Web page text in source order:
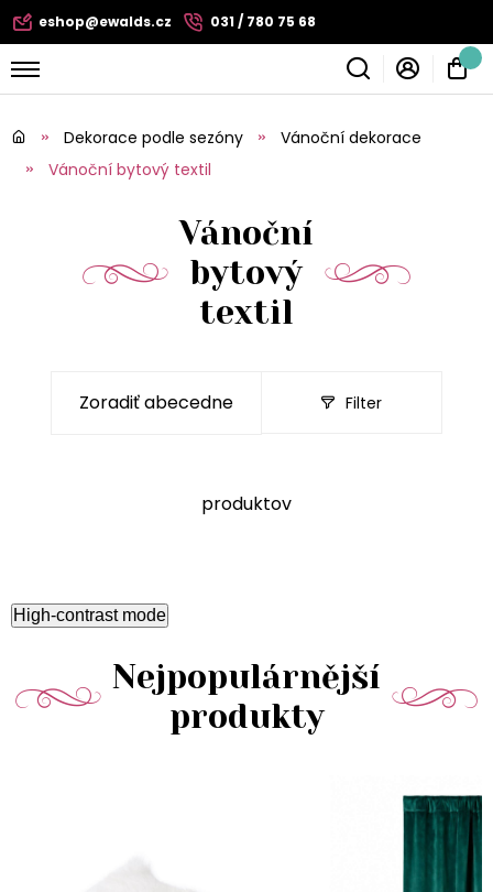
eshop@ewalds.cz 031 / 780 75 68
Dekorace podle sezóny
Vánoční dekorace
Vánoční bytový textil
Vánoční
bytový
textil
Filter
produktov
High-contrast mode
Nejpopulárnější
produkty